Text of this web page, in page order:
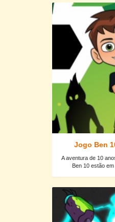
Jogo Ben
A aventura de 10
Ben 10 estão em